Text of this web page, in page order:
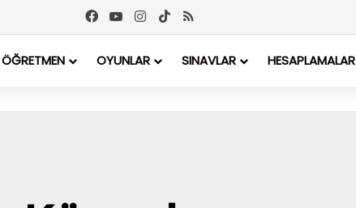
ÖĞRETMEN OYUNLAR SINAVLAR HESAPLAMALAR